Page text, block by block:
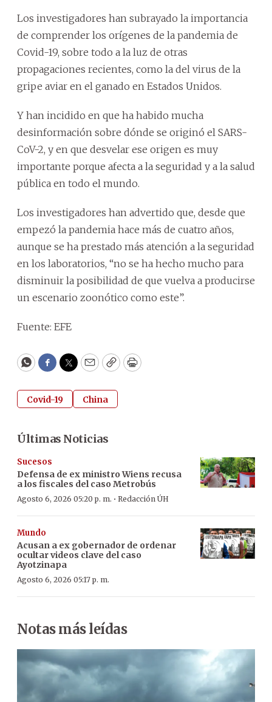
Los investigadores han subrayado la importancia
de comprender los orígenes de la pandemia de
Covid-19, sobre todo a la luz de otras
propagaciones recientes, como la del virus de la
gripe aviar en el ganado en Estados Unidos.
Y han incidido en que ha habido mucha
desinformación sobre dónde se originó el SARS-
CoV-2, y en que desvelar ese origen es muy
importante porque afecta a la seguridad y a la salud
pública en todo el mundo.
Los investigadores han advertido que, desde que
empezó la pandemia hace más de cuatro años,
aunque se ha prestado más atención a la seguridad
en los laboratorios, “no se ha hecho mucho para
disminuir la posibilidad de que vuelva a producirse
un escenario zoonótico como este”.
Fuente: EFE
WhatsApp
Facebook
Twitter
EmailCopyPrint
Covid-19 China
Últimas Noticias
Sucesos
Defensa de ex ministro Wiens recusa
a los fiscales del caso Metrobús
Agosto 6, 2026 05:20 p. m. · Redacción ÚH
Mundo
Acusan a ex gobernador de ordenar
ocultar videos clave del caso
Ayotzinapa
Agosto 6, 2026 05:17 p. m.
Notas más leídas